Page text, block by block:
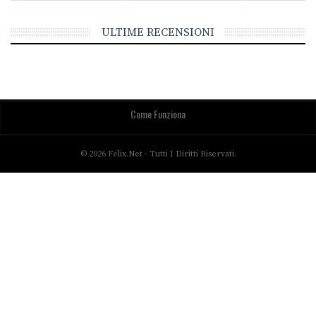
ULTIME RECENSIONI
Come Funziona
© 2026 Felix.net - Tutti I Diritti Riservati.